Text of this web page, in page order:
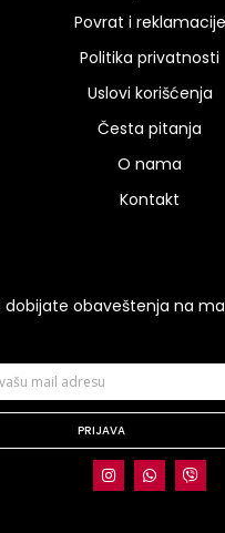
Povrat i reklamacije
Politika privatnosti
Uslovi korišćenja
Česta pitanja
O nama
Kontakt
dobijate obaveštenja na
PRIJAVA